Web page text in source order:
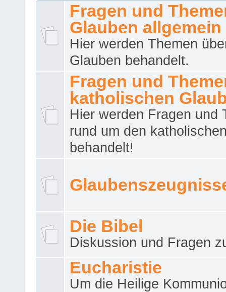
Fragen und
Glauben allgemein
Hier werden Themen
Glauben behandelt.
Fragen und
katholischen
Hier werden Fragen und
rund um den
behandelt!
Die Bibel
Diskussion und Fragen
Eucharistie
Um die Heilige